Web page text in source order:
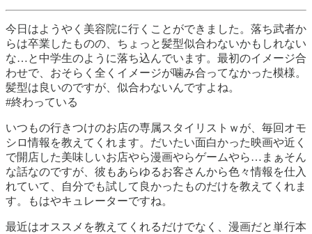
今日はようやく美容院に行くことができました。落ち武者か
らは卒業したものの、ちょっと髪型似合わないかもしれない
な…と中学生のように落ち込んでいます。最初のイメージ合
わせで、おそらく全くイメージが噛み合ってなかった模様。
髪型は良いのですが、似合わないんですよね。
#終わっている
いつもの行きつけのお店の専属スタイリストｗが、毎回オモ
シロ情報を教えてくれます。だいたい面白かった映画や近く
で開店した美味しいお店やら漫画やらゲームやら…まぁそん
な話なのですが、彼もあらゆるお客さんから色々情報を仕入
れていて、自分でも試して良かったものだけを教えてくれま
す。もはやキュレーターですね。
最近はオススメを教えてくれるだけでなく、漫画だと単行本